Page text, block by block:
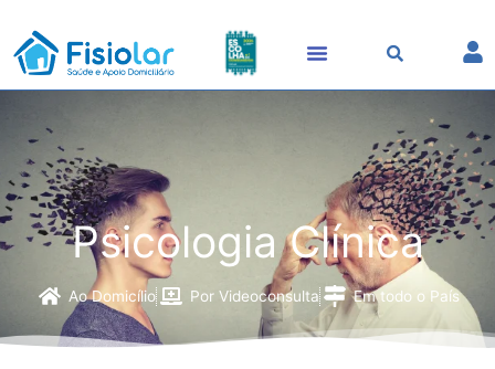
content
Psicologia Clínica
Ao Domicílio Por Videoconsulta Em todo o País